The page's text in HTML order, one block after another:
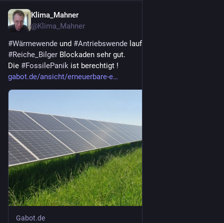
Klima_Mahner
@Klima_Mahner
#Wärmewende und #Antriebswende
#Reiche_Bilger Blockaden sehr gut.
Die #FossilePanik ist berechtigt !
gabot.de/ansicht/erneuerbare-e
Gabot.de